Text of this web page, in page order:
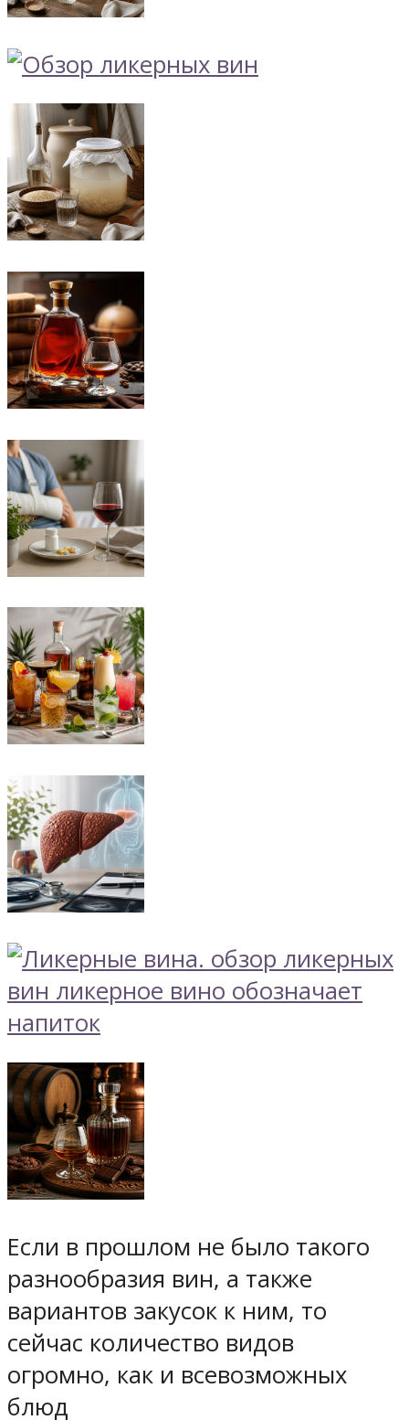
Если в прошлом не было такого
разнообразия вин, а также
вариантов закусок к ним, то
сейчас количество видов
огромно, как и всевозможных
блюд